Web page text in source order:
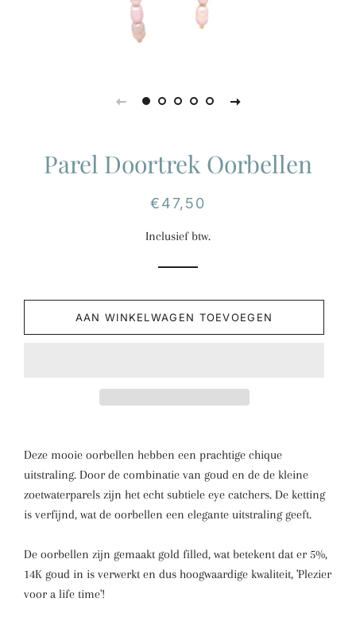
Parel Doortrek Oorbellen
Normale
Aanbiedingsprijs
€47,50
Inclusief btw.
AAN WINKELWAGEN TOEVOEGEN
Deze mooie oorbellen hebben een prachtige chique
uitstraling. Door de combinatie van goud en de de kleine
zoetwaterparels zijn het echt subtiele eye catchers. De ketting
is verfijnd, wat de oorbellen een elegante uitstraling geeft.
De oorbellen zijn gemaakt gold filled, wat betekent dat er 5%,
14K goud in is verwerkt en dus hoogwaardige kwaliteit, 'Plezier
voor a life time'!